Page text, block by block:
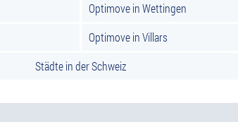
Optimove in Wettingen
Optimove in Villars
Städte in der Schweiz